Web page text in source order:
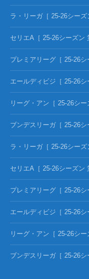
ラ・リーガ［ 25-26シー
セリエA［ 25-26シーズン
プレミアリーグ［ 25-26
エールディビジ［ 25-26
リーグ・アン［ 25-26シ
ブンデスリーガ［ 25-26
ラ・リーガ［ 25-26シー
セリエA［ 25-26シーズン
プレミアリーグ［ 25-26
エールディビジ［ 25-26
リーグ・アン［ 25-26シ
ブンデスリーガ［ 25-26